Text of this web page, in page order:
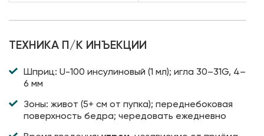
ТЕХНИКА П/К ИНЪЕКЦИИ
Шприц: U-100 инсулиновый (1 мл); игла 30–31G, 4–
6 мм
Зоны: живот (5+ см от пупка); переднебоковая
поверхность бедра; чередовать ежедневно